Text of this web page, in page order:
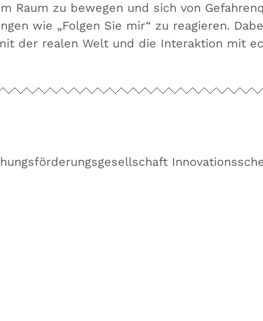
Raum zu bewegen und sich von
wie „Folgen Sie mir“ zu reagieren.
der realen Welt und die Interaktion mit